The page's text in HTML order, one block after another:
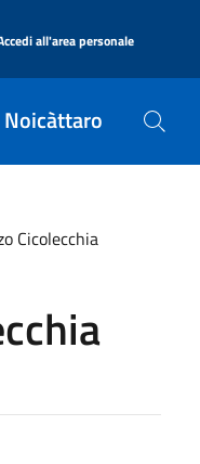
all'area personale
Cicolecchia